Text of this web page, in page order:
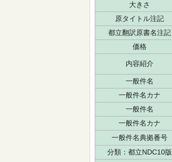
大きさ
原タイトル注記
都立翻訳原書名注記
価格
内容紹介
一般件名
一般件名カナ
一般件名
一般件名カナ
一般件名典拠番号
分類：都立NDC10版